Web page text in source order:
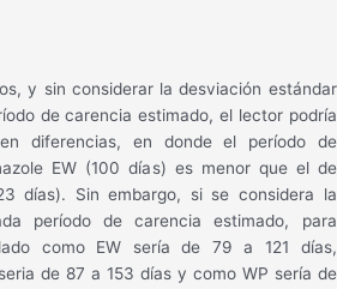
y sin considerar la desviación estándar
de carencia estimado, el lector podría
diferencias, en donde el período de
EW (100 días) es menor que el de
días). Sin embargo, si se considera la
período de carencia estimado, para
como EW sería de 79 a 121 días,
de 87 a 153 días y como WP sería de